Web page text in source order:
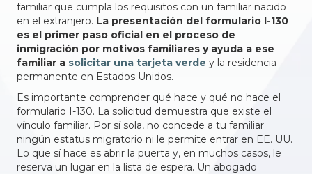
familiar que cumpla los requisitos con un familiar nacido
en el extranjero. La presentación del formulario I-130
es el primer paso oficial en el proceso de
inmigración por motivos familiares y ayuda a ese
familiar a solicitar una tarjeta verde y la residencia
permanente en Estados Unidos.
Es importante comprender qué hace y qué no hace el
formulario I-130. La solicitud demuestra que existe el
vínculo familiar. Por sí sola, no concede a tu familiar
ningún estatus migratorio ni le permite entrar en EE. UU.
Lo que sí hace es abrir la puerta y, en muchos casos, le
reserva un lugar en la lista de espera. Un abogado